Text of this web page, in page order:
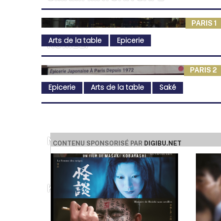
KOMELI
PARIS 1
NISHIKIDÔRI
Arts de la table Epicerie
PARIS 2
KIOKO OPÉRA
Epicerie Arts de la table Saké
CONTENU SPONSORISÉ PAR DIGIBU.NET